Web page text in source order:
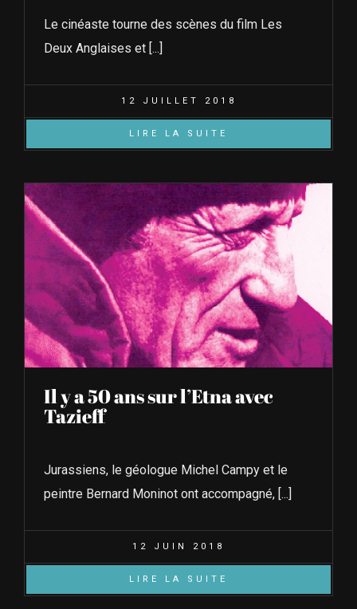
Le cinéaste tourne des scènes du film Les
Deux Anglaises et [...]
12 JUILLET 2018
LIRE LA SUITE
Il y a 50 ans sur l’Etna avec
Tazieff
Jurassiens, le géologue Michel Campy et le
peintre Bernard Moninot ont accompagné, [...]
12 JUIN 2018
LIRE LA SUITE